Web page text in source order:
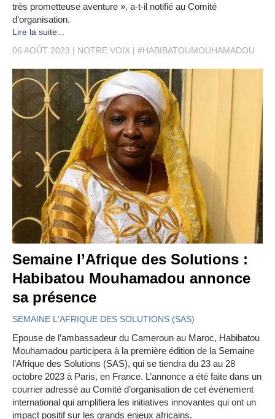
très prometteuse aventure », a-t-il notifié au Comité
d’organisation.
Lire la suite...
06 AOÛT 2023
NOTRE VOIX #HABIBATOUMOUHAMADOU
Semaine l’Afrique des Solutions :
Habibatou Mouhamadou annonce
sa présence
SEMAINE L'AFRIQUE DES SOLUTIONS (SAS)
Epouse de l’ambassadeur du Cameroun au Maroc, Habibatou
Mouhamadou participera à la première édition de la Semaine
l’Afrique des Solutions (SAS), qui se tiendra du 23 au 28
octobre 2023 à Paris, en France. L’annonce a été faite dans un
courrier adressé au Comité d’organisation de cet événement
international qui amplifiera les initiatives innovantes qui ont un
impact positif sur les grands enjeux africains.